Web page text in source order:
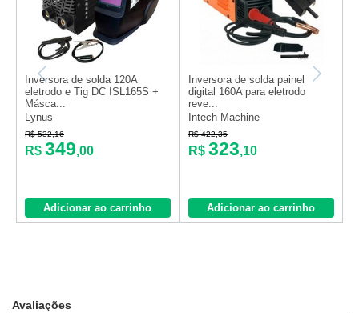
Inversora de solda 120A
eletrodo e Tig DC ISL165S +
Másca...
Lynus
R$ 532,16
R$ 349,00
Adicionar ao carrinho
Inversora de solda painel
digital 160A para eletrodo
reve...
Intech Machine
R$ 422,35
R$ 323,10
Adicionar ao carrinho
Avaliações